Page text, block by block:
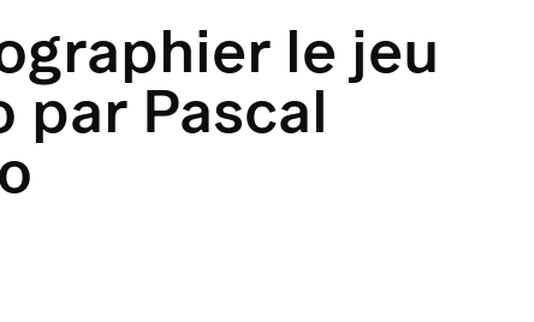
le jeu
par Pascal